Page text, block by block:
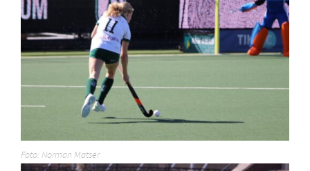
Foto: Norman Matser